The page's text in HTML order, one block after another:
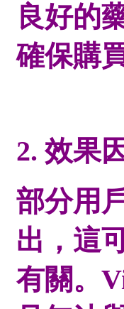
良好的
確保購
2. 效果
部分用
出，這
有關。